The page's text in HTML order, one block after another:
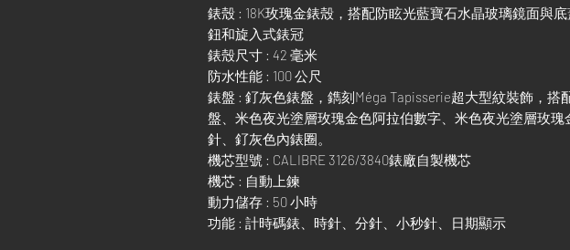
錶殼 : 18K玫瑰金錶殼，搭配防眩光藍寶石水晶玻璃鏡面與
鈕和旋入式錶冠
錶殼尺寸 : 42 毫米
防水性能 : 100 公尺
錶盤 : 釕灰色錶盤，鐫刻Méga Tapisserie超大型紋裝飾，搭
盤、米色夜光塗層玫瑰金色阿拉伯數字、米色夜光塗層玫瑰
針、釕灰色內錶圈。
機芯型號 : CALIBRE 3126/3840錶廠自製機芯
機芯 : 自動上鍊
動力儲存 : 50 小時
功能 : 計時碼錶、時針、分針、小秒針、日期顯示